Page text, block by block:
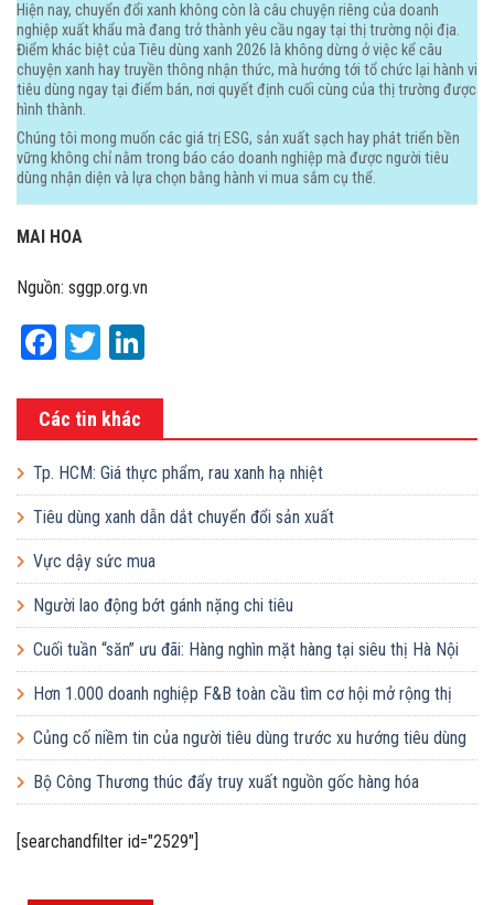
Hiện nay, chuyển đổi xanh không còn là câu chuyện riêng của doanh
nghiệp xuất khẩu mà đang trở thành yêu cầu ngay tại thị trường nội địa.
Điểm khác biệt của Tiêu dùng xanh 2026 là không dừng ở việc kể câu
chuyện xanh hay truyền thông nhận thức, mà hướng tới tổ chức lại hành vi
tiêu dùng ngay tại điểm bán, nơi quyết định cuối cùng của thị trường được
hình thành.
Chúng tôi mong muốn các giá trị ESG, sản xuất sạch hay phát triển bền
vững không chỉ nằm trong báo cáo doanh nghiệp mà được người tiêu
dùng nhận diện và lựa chọn bằng hành vi mua sắm cụ thể.
MAI HOA
Nguồn: sggp.org.vn
Facebook
Twitter
Các tin khác
Tp. HCM: Giá thực phẩm, rau xanh hạ nhiệt
Tiêu dùng xanh dẫn dắt chuyển đổi sản xuất
Vực dậy sức mua
Người lao động bớt gánh nặng chi tiêu
Cuối tuần “săn” ưu đãi: Hàng nghìn mặt hàng tại siêu thị Hà Nội
giảm giá sâu
Hơn 1.000 doanh nghiệp F&B toàn cầu tìm cơ hội mở rộng thị
trường tại Việt Nam
Củng cố niềm tin của người tiêu dùng trước xu hướng tiêu dùng
xanh
Bộ Công Thương thúc đẩy truy xuất nguồn gốc hàng hóa
[searchandfilter id="2529"]